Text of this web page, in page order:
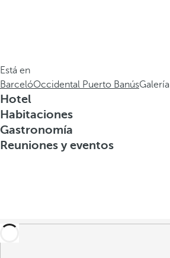
Está en
BarcelóOccidental Puerto BanúsGalería
Hotel
Habitaciones
Gastronomía
Reuniones y eventos